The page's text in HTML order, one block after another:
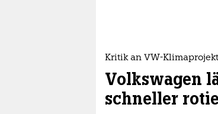
Kritik an VW-
Volkswagen
schneller